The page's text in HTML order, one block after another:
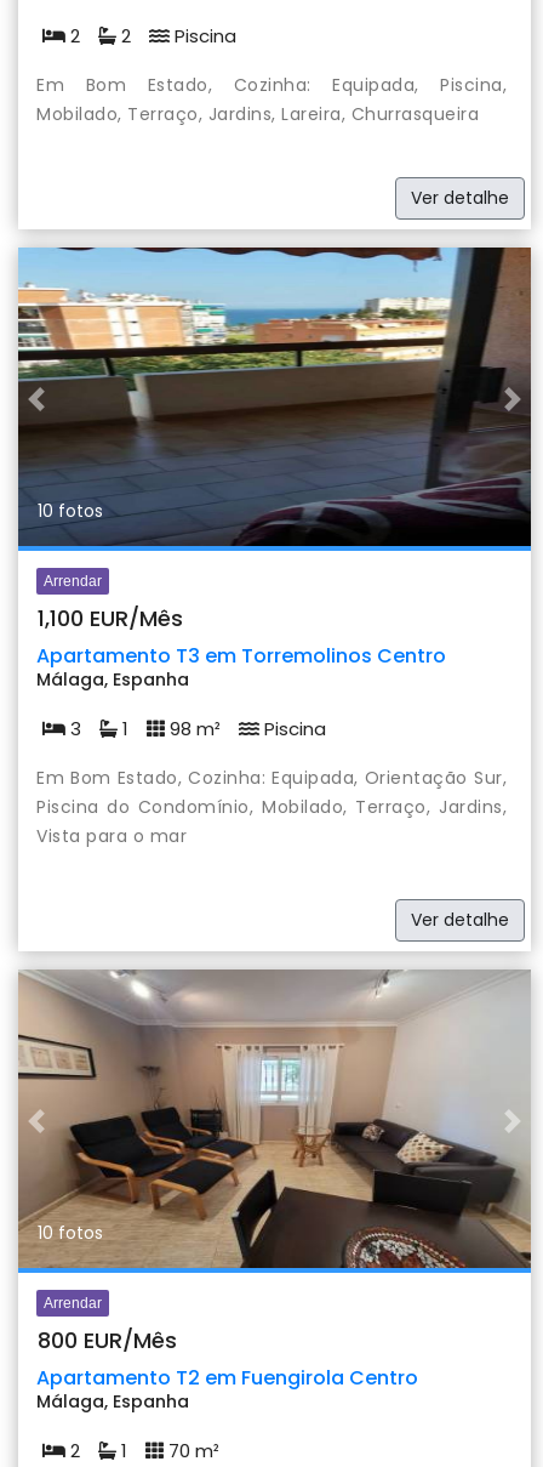
2 2 Piscina
Em Bom Estado, Cozinha: Equipada, Piscina,
Mobilado, Terraço, Jardins, Lareira, Churrasqueira
Ver detalhe
Previous
10 fotos
Arrendar
1,100 EUR/Mês
Apartamento T3 em Torremolinos Centro
Málaga, Espanha
3 1 98 m² Piscina
Em Bom Estado, Cozinha: Equipada, Orientação Sur,
Piscina do Condomínio, Mobilado, Terraço, Jardins,
Vista para o mar
Ver detalhe
Previous
10 fotos
Arrendar
800 EUR/Mês
Apartamento T2 em Fuengirola Centro
Málaga, Espanha
2 1 70 m²